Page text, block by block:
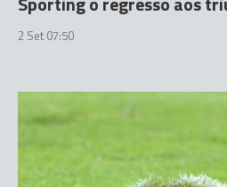
2 Set 07:50